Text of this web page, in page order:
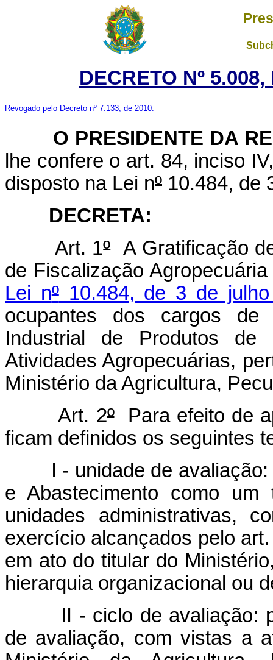
DECRETO Nº
Revogado pelo Decreto nº 7.133, de 2010.
O PRESIDENTE DA
lhe confere o art. 84, inciso
disposto na Lei nº 10.484, de
DECRETA:
Art. 1ºA Gratificação
de Fiscalização
Lei nº10.484, de 3 de
ocupantes dos cargos
Industrial de Produtos
Atividades Agropecuárias,
Ministério da Agricultura,
Art. 2ºPara efeito de
ficam definidos os seguintes
I - unidade de avaliação:
e Abastecimento como
unidades administrativas,
exercício alcançados pelo
em ato do titular do
hierarquia organizacional ou
II - ciclo de avaliação:
de avaliação, com vistas a